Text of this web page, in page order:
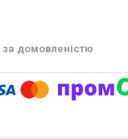
за домовленістю